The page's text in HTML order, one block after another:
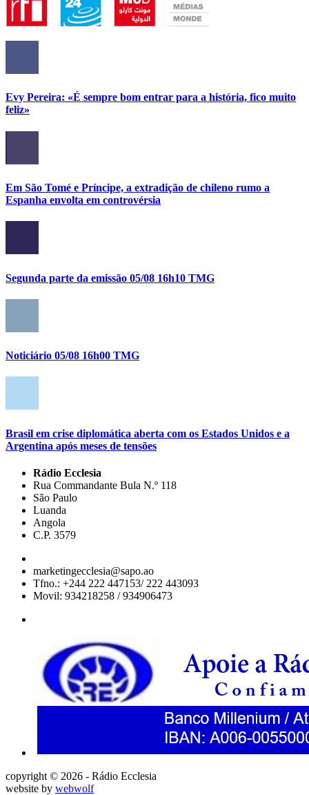
Evy Pereira: «É sempre bom entrar para a história, fico muito
feliz»
Em São Tomé e Príncipe, a extradição de chileno rumo a
Espanha envolta em controvérsia
Segunda parte da emissão 05/08 16h10 TMG
Noticiário 05/08 16h00 TMG
Brasil em crise diplomática aberta com os Estados Unidos e a
Argentina após meses de tensões
Rádio Ecclesia
Rua Commandante Bula N.º 118
São Paulo
Luanda
Angola
C.P. 3579
marketingecclesia@sapo.ao
Tfno.: +244 222 447153/ 222 443093
Movil: 934218258 / 934906473
copyright © 2026 - Rádio Ecclesia
website by webwolf